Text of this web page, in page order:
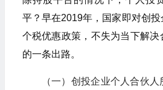
平？早在2019年，国家即对创
个税优惠政策，不失为当下解决
的一条出路。
（一）创投企业个人合伙